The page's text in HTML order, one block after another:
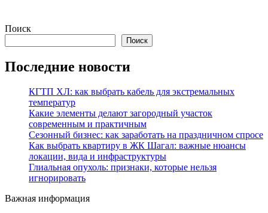
Поиск
Поиск
Последние новости
КГТП ХЛ: как выбрать кабель для экстремальных
температур
Какие элементы делают загородный участок
современным и практичным
Сезонный бизнес: как заработать на праздничном спросе
Как выбрать квартиру в ЖК Шагал: важные нюансы
локации, вида и инфраструктуры
Глиальная опухоль: признаки, которые нельзя
игнорировать
Важная информация